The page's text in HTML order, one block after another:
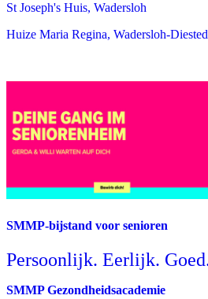
St Joseph's Huis, Wadersloh
Huize Maria Regina, Wadersloh-
SMMP-bijstand voor senioren
Persoonlijk. Eerlijk.
SMMP Gezondheidsacademie